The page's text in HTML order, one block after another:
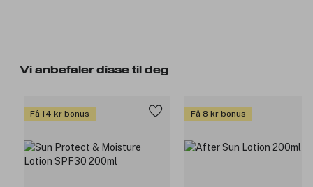
Vi anbefaler disse til deg
Få 14 kr bonus Få 8 kr bonus